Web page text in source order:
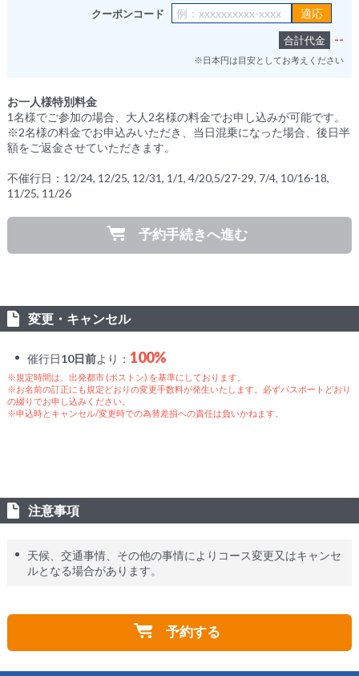
クーポンコード
合計代金 --
※日本円は目安としてお考えください
お一人様特別料金
1名様でご参加の場合、大人2名様の料金でお申し込みが可能です。
※2名様の料金でお申込みいただき、当日混乗になった場合、後日半
額をご返金させていただきます。
不催行日：12/24, 12/25, 12/31, 1/1, 4/20,5/27-29, 7/4, 10/16-18,
11/25, 11/26
予約手続きへ進む
変更・キャンセル
催行日10日前より： 100%
※規定時間は、出発都市 (ボストン) を基準にしております。
※お名前の訂正にも規定どおりの変更手数料が発生いたします。必ずパスポートどおり
の綴りでお申し込みください。
※申込時とキャンセル/変更時での為替差損への責任は負いかねます。
注意事項
天候、交通事情、その他の事情によりコース変更又はキャンセ
ルとなる場合があります。
予約する